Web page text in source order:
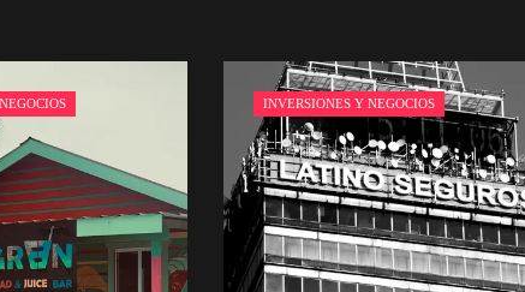
INVERSIONES Y NEGOCIOS